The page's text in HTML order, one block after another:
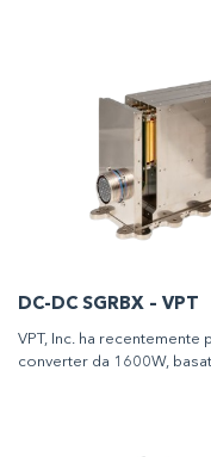
DC-DC SGRBX – VPT
VPT, Inc. ha recentemente
converter da 1600W,